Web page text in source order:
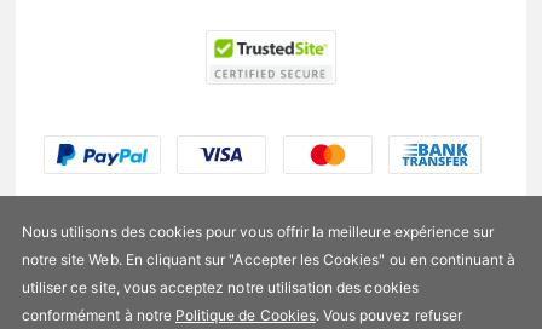
Nous utilisons des cookies pour vous offrir la meilleure expérience sur
notre site Web. En cliquant sur "Accepter les Cookies" ou en continuant à
utiliser ce site, vous acceptez notre utilisation des cookies
conformément à notre Politique de Cookies. Vous pouvez refuser